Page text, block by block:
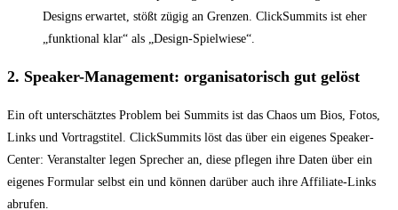
Designs erwartet, stößt zügig an Grenzen. ClickSummits ist eher
„funktional klar“ als „Design-Spielwiese“.
2. Speaker-Management: organisatorisch gut gelöst
Ein oft unterschätztes Problem bei Summits ist das Chaos um Bios, Fotos,
Links und Vortragstitel. ClickSummits löst das über ein eigenes Speaker-
Center: Veranstalter legen Sprecher an, diese pflegen ihre Daten über ein
eigenes Formular selbst ein und können darüber auch ihre Affiliate-Links
abrufen.